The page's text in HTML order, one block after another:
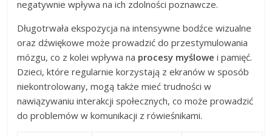
negatywnie wpływa na ich zdolności poznawcze.
Długotrwała ekspozycja na intensywne bodźce wizualne
oraz dźwiękowe może prowadzić do przestymulowania
mózgu, co z kolei wpływa na procesy myślowe i pamięć.
Dzieci, które regularnie korzystają z ekranów w sposób
niekontrolowany, mogą także mieć trudności w
nawiązywaniu interakcji społecznych, co może prowadzić
do problemów w komunikacji z rówieśnikami.